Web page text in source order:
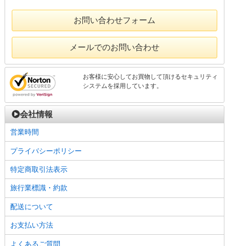
お問い合わせフォーム
メールでのお問い合わせ
お客様に安心してお買物して頂けるセキュリティ
システムを採用しています。
会社情報
営業時間
プライバシーポリシー
特定商取引法表示
旅行業標識・約款
配送について
お支払い方法
よくあるご質問